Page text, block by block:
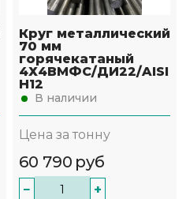
Круг металлический
70 мм
горячекатаный
4Х4ВМФС/ДИ22/AISI
H12
В наличии
Цена за тонну
60 790 руб
− +